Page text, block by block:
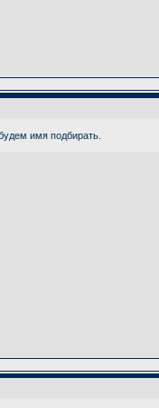
имя подбирать.